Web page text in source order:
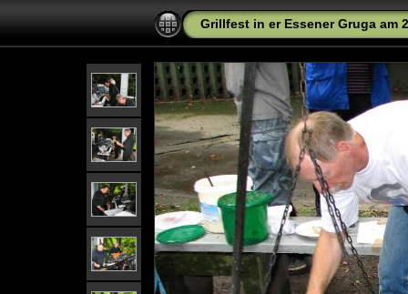
Grillfest in er Essener Gruga am